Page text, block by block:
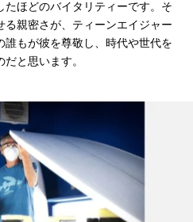
ほどのバイタリティーです。そ
る親密さが、ティーンエイジャー
もが彼を尊敬し、時代や世代を
と思います。